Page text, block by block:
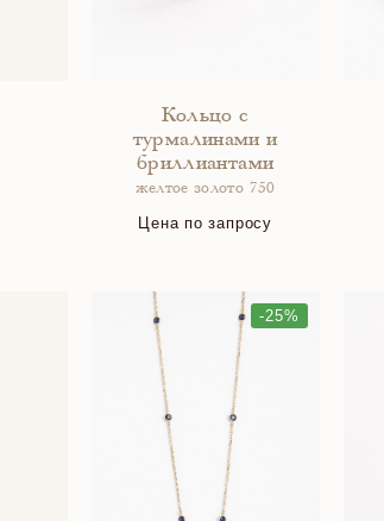
Кольцо с
турмалинами и
бриллиантами
желтое золото 750
Цена по запросу
-25%